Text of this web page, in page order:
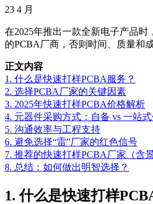
23 4 月
在2025年推出一款全新电子产品
的PCBA厂商，否则时间、质量和
正文内容
1. 什么是快速打样PCBA服务？
2. 选择PCBA厂家的关键因素
3. 2025年快速打样PCBA价格解析
4. 元器件采购方式：自备 vs 一站
5. 沟通效率与工程支持
6. 避免选择“雷”厂家的红色信号
7. 推荐的快速打样PCBA厂家（含
8. 总结：如何做出明智选择？
1. 什么是快速打样